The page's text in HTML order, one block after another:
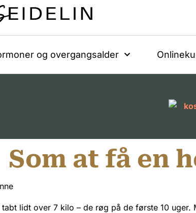
og overgangsalder
Som at få en
lidt over 7 kilo – de røg på de første 10